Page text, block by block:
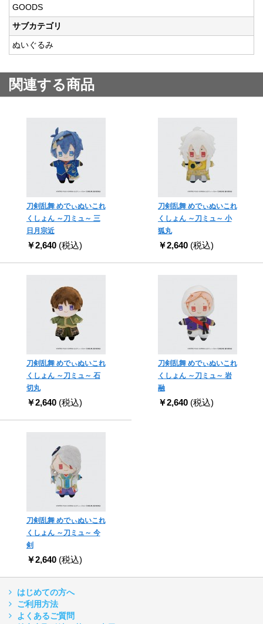
GOODS
サブカテゴリ
ぬいぐるみ
関連する商品
刀剣乱舞 めでぃぬいこれ
くしょん ～刀ミュ～ 三
日月宗近
￥2,640 (税込)
刀剣乱舞 めでぃぬいこれ
くしょん ～刀ミュ～ 小
狐丸
￥2,640 (税込)
刀剣乱舞 めでぃぬいこれ
くしょん ～刀ミュ～ 石
切丸
￥2,640 (税込)
刀剣乱舞 めでぃぬいこれ
くしょん ～刀ミュ～ 岩
融
￥2,640 (税込)
刀剣乱舞 めでぃぬいこれ
くしょん ～刀ミュ～ 今
剣
￥2,640 (税込)
はじめての方へ
ご利用方法
よくあるご質問